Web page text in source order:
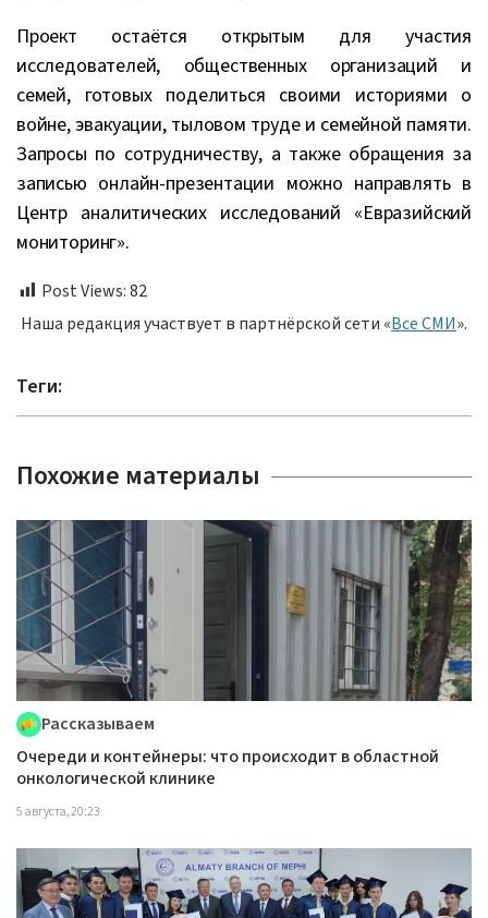
Проект остаётся открытым для участия
исследователей, общественных организаций и
семей, готовых поделиться своими историями о
войне, эвакуации, тыловом труде и семейной памяти.
Запросы по сотрудничеству, а также обращения за
записью онлайн-презентации можно направлять в
Центр аналитических исследований «Евразийский
мониторинг».
Post Views:82
Наша редакция участвует в партнёрской сети «Все СМИ».
Теги:
Похожие материалы
Рассказываем
Очереди и контейнеры: что происходит в областной
онкологической клинике
5 августа, 20:23